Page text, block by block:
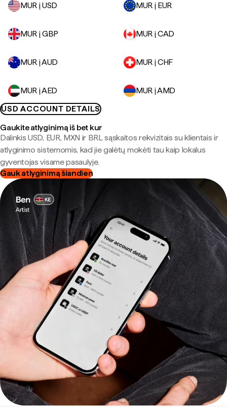
MUR į USD
MUR į EUR
MUR į GBP MUR į CAD
MUR į AUD MUR į CHF
MUR į AED
MUR į AMD
USD ACCOUNT DETAILS
Gaukite atlyginimą iš bet kur
Dalinkis USD, EUR, MXN ir BRL sąskaitos rekvizitais su klientais ir
atlyginimo sistemomis, kad jie galėtų mokėti tau kaip lokalus
gyventojas visame pasaulyje.
Gauk atlyginimą šiandien